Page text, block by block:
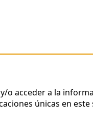
acceder a la
únicas en